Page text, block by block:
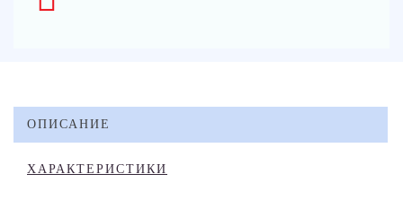
ОПИСАНИЕ
ХАРАКТЕРИСТИКИ